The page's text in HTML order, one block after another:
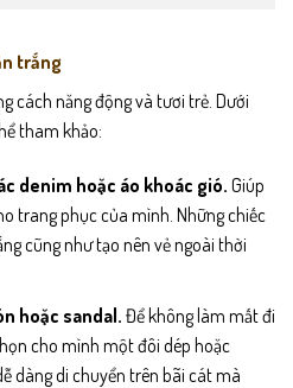
trắng
cách năng động và tươi trẻ. Dưới
tham khảo:
denim hoặc áo khoác gió. Giúp
trang phục của mình. Những chiếc
cũng như tạo nên vẻ ngoài thời
hoặc sandal. Để không làm mất đi
cho mình một đôi dép hoặc
dàng di chuyển trên bãi cát mà